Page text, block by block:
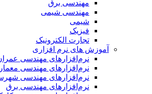
مهندسی برق
مهندسی شیمی
شیمی
فیزیک
تجارت الکترونیک
آموزش های نرم افزاری
نرم‌افزارهای مهندسی عمران
نرم‌افزارهای مهندسی معماری
نرم‌افزارهای مهندسی شهرسازی
نرم‌افزارهای مهندسی برق